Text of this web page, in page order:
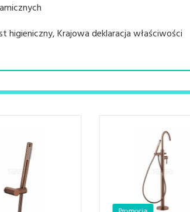
Krajowa deklaracja właściwości